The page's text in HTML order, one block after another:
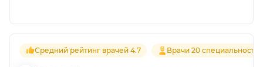
Средний рейтинг врачей 4.7 Врачи 20